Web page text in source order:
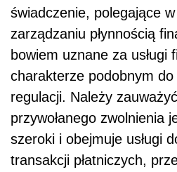
świadczenie, polegające
zarządzaniu płynnością
bowiem uznane za usługi
charakterze podobnym
regulacji. Należy
przywołanego zwolnienia
szeroki i obejmuje usługi
transakcji płatniczych,